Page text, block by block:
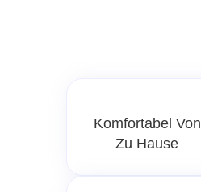
Komfortabel Von
Zu Hause